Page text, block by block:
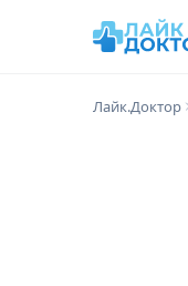
Лайк.Доктор